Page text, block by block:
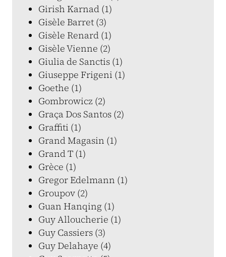
Girish Karnad (1)
Gisèle Barret (3)
Gisèle Renard (1)
Gisèle Vienne (2)
Giulia de Sanctis (1)
Giuseppe Frigeni (1)
Goethe (1)
Gombrowicz (2)
Graça Dos Santos (2)
Graffiti (1)
Grand Magasin (1)
Grand T (1)
Grèce (1)
Gregor Edelmann (1)
Groupov (2)
Guan Hanqing (1)
Guy Alloucherie (1)
Guy Cassiers (3)
Guy Delahaye (4)